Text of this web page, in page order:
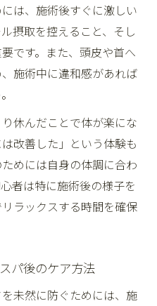
は、施術後すぐに激しい
摂取を控えること、そし
です。また、頭皮や首へ
施術中に違和感があれば
休んだことで体が楽にな
改善した」という体験も
めには自身の体調に合わ
者は特に施術後の様子を
ラックスする時間を確保
パ後のケア方法
未然に防ぐためには、施